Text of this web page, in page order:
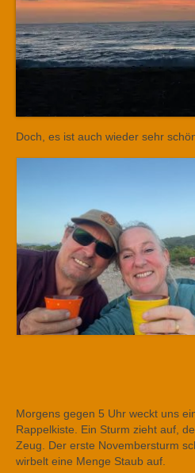
Doch, es ist auch wieder sehr
Morgens gegen 5 Uhr weckt uns
Rappelkiste. Ein Sturm zieht auf,
Zeug. Der erste Novembersturm
wirbelt eine Menge Staub auf.